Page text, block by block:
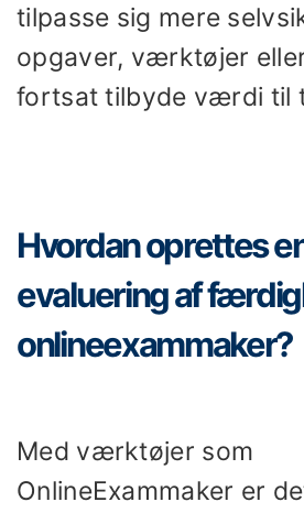
tilpasse sig mere
opgaver, værktøjer
fortsat tilbyde værdi til
Hvordan oprettes
evaluering af
onlineexammaker?
Med værktøjer som
OnlineExammaker er